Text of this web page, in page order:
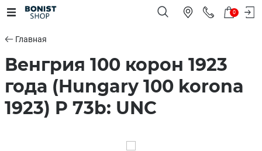
0
Главная
Венгрия 100 корон 1923
года (Hungary 100 korona
1923) P 73b: UNC